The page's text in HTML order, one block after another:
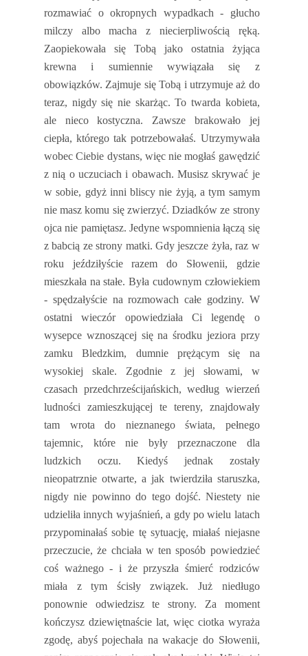
rozmawiać o okropnych wypadkach - głucho
milczy albo macha z niecierpliwością ręką.
Zaopiekowała się Tobą jako ostatnia żyjąca
krewna i sumiennie wywiązała się z
obowiązków. Zajmuje się Tobą i utrzymuje aż do
teraz, nigdy się nie skarżąc. To twarda kobieta,
ale nieco kostyczna. Zawsze brakowało jej
ciepła, którego tak potrzebowałaś. Utrzymywała
wobec Ciebie dystans, więc nie mogłaś gawędzić
z nią o uczuciach i obawach. Musisz skrywać je
w sobie, gdyż inni bliscy nie żyją, a tym samym
nie masz komu się zwierzyć. Dziadków ze strony
ojca nie pamiętasz. Jedyne wspomnienia łączą się
z babcią ze strony matki. Gdy jeszcze żyła, raz w
roku jeździłyście razem do Słowenii, gdzie
mieszkała na stałe. Była cudownym człowiekiem
- spędzałyście na rozmowach całe godziny. W
ostatni wieczór opowiedziała Ci legendę o
wysepce wznoszącej się na środku jeziora przy
zamku Bledzkim, dumnie prężącym się na
wysokiej skale. Zgodnie z jej słowami, w
czasach przedchrześcijańskich, według wierzeń
ludności zamieszkującej te tereny, znajdowały
tam wrota do nieznanego świata, pełnego
tajemnic, które nie były przeznaczone dla
ludzkich oczu. Kiedyś jednak zostały
nieopatrznie otwarte, a jak twierdziła staruszka,
nigdy nie powinno do tego dojść. Niestety nie
udzieliła innych wyjaśnień, a gdy po wielu latach
przypominałaś sobie tę sytuację, miałaś niejasne
przeczucie, że chciała w ten sposób powiedzieć
coś ważnego - i że przyszła śmierć rodziców
miała z tym ścisły związek. Już niedługo
ponownie odwiedzisz te strony. Za moment
kończysz dziewiętnaście lat, więc ciotka wyraża
zgodę, abyś pojechała na wakacje do Słowenii,